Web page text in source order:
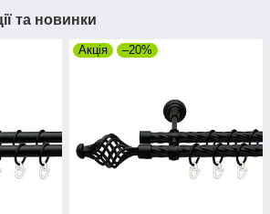
та новинки
Акція –20%